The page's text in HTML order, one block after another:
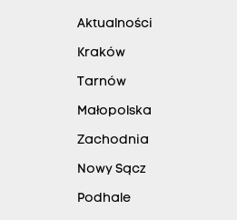
Aktualności
Kraków
Tarnów
Małopolska
Zachodnia
Nowy Sącz
Podhale